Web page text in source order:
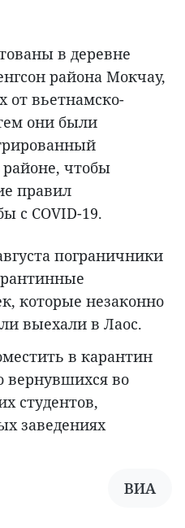
в деревне
района Мокчау,
от вьетнамско-
они были
чтобы
правил
с COVID-19.
пограничники
которые незаконно
выехали в Лаос.
в карантин
вернувшихся во
студентов,
заведениях
ВИА